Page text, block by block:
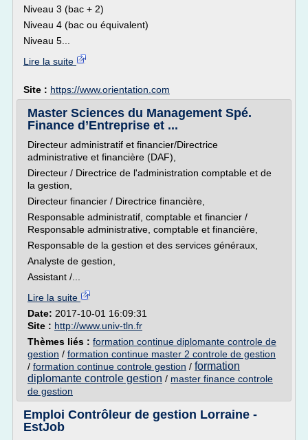
Niveau 3 (bac + 2)
Niveau 4 (bac ou équivalent)
Niveau 5...
Lire la suite
Site : https://www.orientation.com
Master Sciences du Management Spé.
Finance d’Entreprise et ...
Directeur administratif et financier/Directrice
administrative et financière (DAF),
Directeur / Directrice de l'administration comptable et de
la gestion,
Directeur financier / Directrice financière,
Responsable administratif, comptable et financier /
Responsable administrative, comptable et financière,
Responsable de la gestion et des services généraux,
Analyste de gestion,
Assistant /...
Lire la suite
Date: 2017-10-01 16:09:31
Site : http://www.univ-tln.fr
Thèmes liés : formation continue diplomante controle de
gestion / formation continue master 2 controle de gestion
/ formation continue controle gestion / formation
diplomante controle gestion / master finance controle
de gestion
Emploi Contrôleur de gestion Lorraine -
EstJob